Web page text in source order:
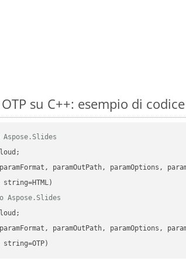
su C++: esempio di
paramFormat, paramOutPath, paramOptions,
Aspose.Slides
paramFormat, paramOutPath, paramOptions,
string=OTP)